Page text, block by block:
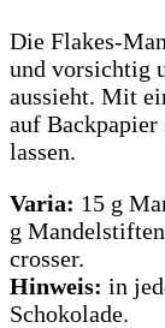
Die Flakes-
und vorsichtig
aussieht. Mit
auf Backpapier
lassen.
Varia: 15 g
g
crosser.
Hinweis: in
Schokolade.